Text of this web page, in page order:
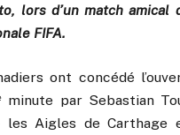
lors d’un match amical
FIFA.
ont concédé
minute par Sebastian
les Aigles de Carthage